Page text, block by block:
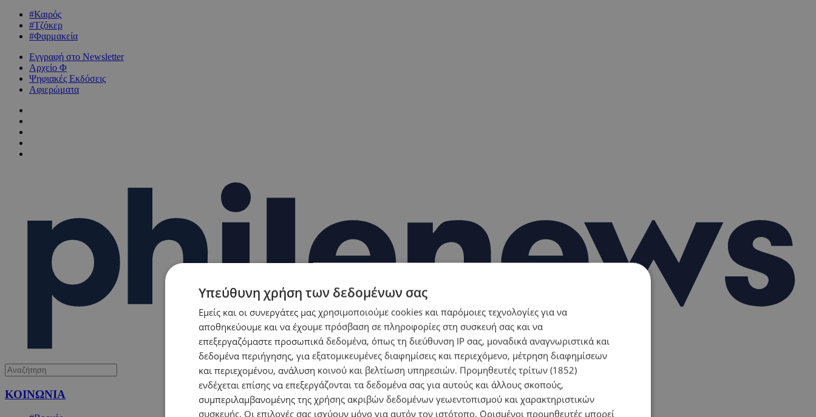
#Καιρός
#Τζόκερ
#Φαρμακεία
Εγγραφή στο Newsletter
Αρχείο Φ
Ψηφιακές Εκδόσεις
Αφιερώματα
ΚΟΙΝΩΝΙΑ
Υπεύθυνη χρήση των δεδομένων σας
Εμείς και οι συνεργάτες μας χρησιμοποιούμε cookies και παρόμοιες τεχνολογίες για να
αποθηκεύουμε και να έχουμε πρόσβαση σε πληροφορίες στη συσκευή σας και να
επεξεργαζόμαστε προσωπικά δεδομένα, όπως τη διεύθυνση IP σας, μοναδικά αναγνωριστικά και
δεδομένα περιήγησης, για εξατομικευμένες διαφημίσεις και περιεχόμενο, μέτρηση διαφημίσεων
και περιεχομένου, ανάλυση κοινού και βελτίωση υπηρεσιών. Προμηθευτές τρίτων (1852)
ενδέχεται επίσης να επεξεργάζονται τα δεδομένα σας για αυτούς και άλλους σκοπούς,
συμπεριλαμβανομένης της χρήσης ακριβών δεδομένων γεωεντοπισμού και χαρακτηριστικών
συσκευής. Οι επιλογές σας ισχύουν μόνο για αυτόν τον ιστότοπο. Ορισμένοι προμηθευτές μπορεί